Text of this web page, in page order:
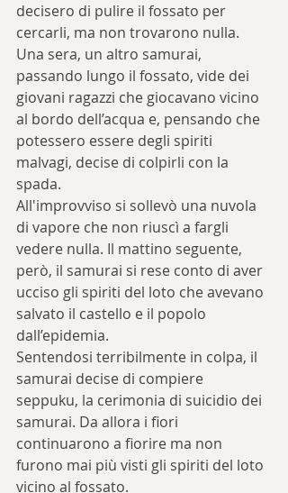
decisero di pulire il fossato per
cercarli, ma non trovarono nulla.
Una sera, un altro samurai,
passando lungo il fossato, vide dei
giovani ragazzi che giocavano vicino
al bordo dell’acqua e, pensando che
potessero essere degli spiriti
malvagi, decise di colpirli con la
spada.
All'improvviso si sollevò una nuvola
di vapore che non riuscì a fargli
vedere nulla. Il mattino seguente,
però, il samurai si rese conto di aver
ucciso gli spiriti del loto che avevano
salvato il castello e il popolo
dall’epidemia.
Sentendosi terribilmente in colpa, il
samurai decise di compiere
seppuku, la cerimonia di suicidio dei
samurai. Da allora i fiori
continuarono a fiorire ma non
furono mai più visti gli spiriti del loto
vicino al fossato.